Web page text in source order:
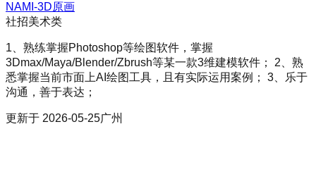
NAMI-3D原画
社招美术类
1、熟练掌握Photoshop等绘图软件，掌握
3Dmax/Maya/Blender/Zbrush等某一款3维建模软件； 2、熟
悉掌握当前市面上AI绘图工具，且有实际运用案例； 3、乐于
沟通，善于表达；
更新于 2026-05-25广州